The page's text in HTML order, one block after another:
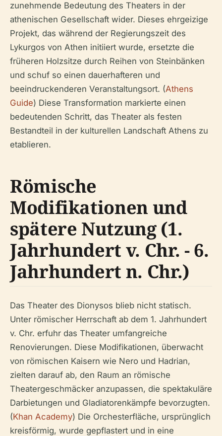
zunehmende Bedeutung des Theaters in der
athenischen Gesellschaft wider. Dieses ehrgeizige
Projekt, das während der Regierungszeit des
Lykurgos von Athen initiiert wurde, ersetzte die
früheren Holzsitze durch Reihen von Steinbänken
und schuf so einen dauerhafteren und
beeindruckenderen Veranstaltungsort. (Athens
Guide) Diese Transformation markierte einen
bedeutenden Schritt, das Theater als festen
Bestandteil in der kulturellen Landschaft Athens zu
etablieren.
Römische
Modifikationen und
spätere Nutzung (1.
Jahrhundert v. Chr. - 6.
Jahrhundert n. Chr.)
Das Theater des Dionysos blieb nicht statisch.
Unter römischer Herrschaft ab dem 1. Jahrhundert
v. Chr. erfuhr das Theater umfangreiche
Renovierungen. Diese Modifikationen, überwacht
von römischen Kaisern wie Nero und Hadrian,
zielten darauf ab, den Raum an römische
Theatergeschmäcker anzupassen, die spektakuläre
Darbietungen und Gladiatorenkämpfe bevorzugten.
(Khan Academy) Die Orchesterfläche, ursprünglich
kreisförmig, wurde gepflastert und in eine